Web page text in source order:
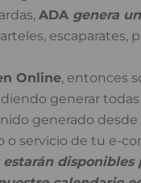
ADA genera
escaparates,
Online, entonces
generar todas
generado desde
servicio de tu e-
disponibles